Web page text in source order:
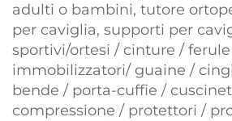
adulti o bambini, tutore
per caviglia, supporti per
sportivi/ortesi / cinture /
immobilizzatori/ guaine /
bende / porta-cuffie /
compressione / protettori /